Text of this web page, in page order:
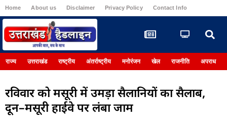
Home About us Disclaimer Privacy Policy Contact Info
राज्य उत्तराखंड राष्ट्रीय अंतर्राष्ट्रीय मनोरंजन खेल राजनीति अपराध
रविवार को मसूरी में उमड़ा सैलानियों का सैलाब,
दून–मसूरी हाईवे पर लंबा जाम